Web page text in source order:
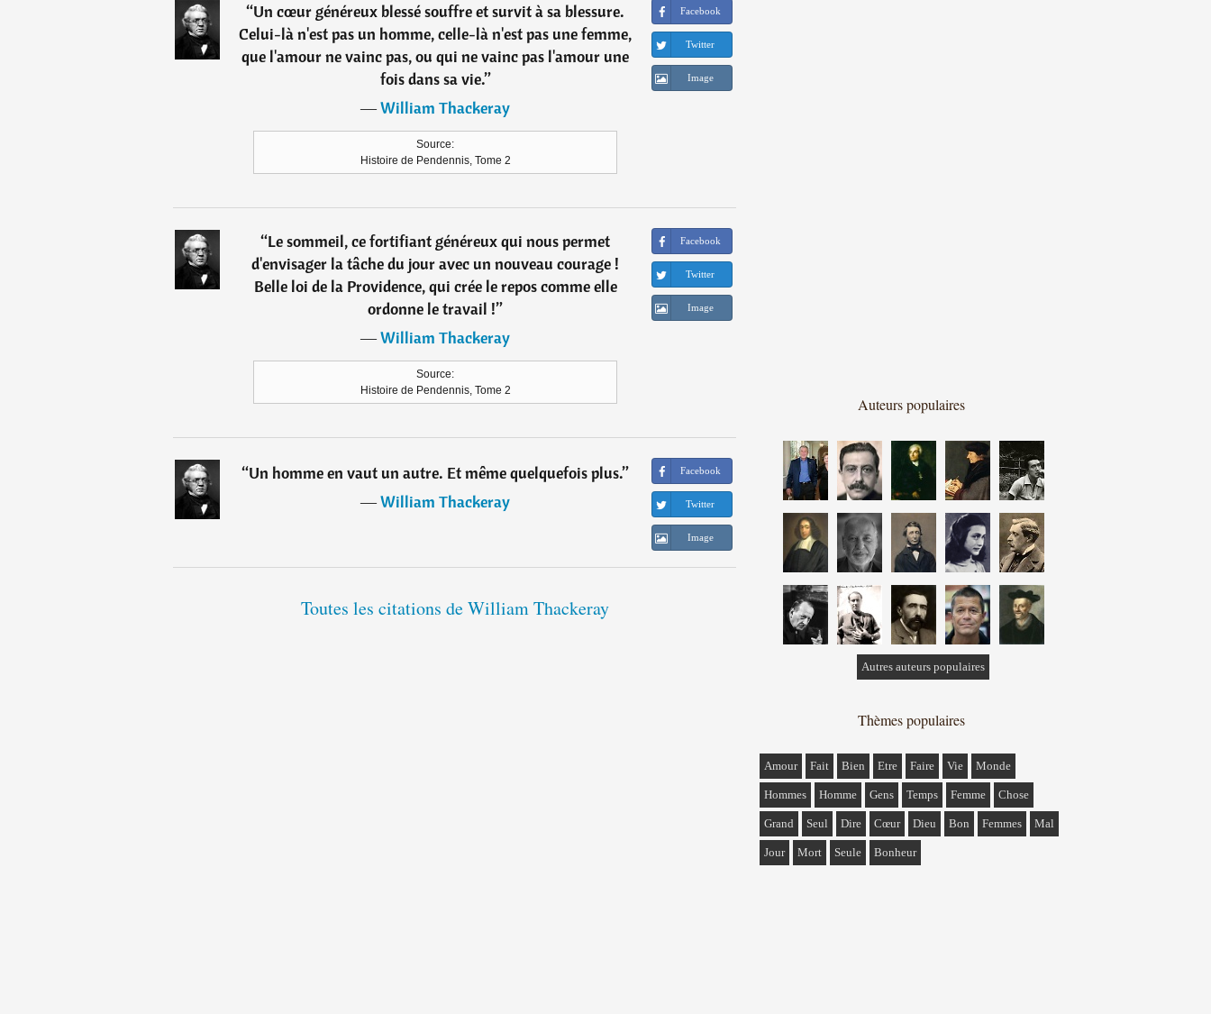
“Un cœur généreux blessé souffre et survit à sa blessure.
Celui-là n'est pas un homme, celle-là n'est pas une femme,
que l'amour ne vainc pas, ou qui ne vainc pas l'amour une
fois dans sa vie.”
―William Thackeray
Source:
Histoire de Pendennis, Tome 2
Facebook
Twitter
Image
“Le sommeil, ce fortifiant généreux qui nous permet
d'envisager la tâche du jour avec un nouveau courage !
Belle loi de la Providence, qui crée le repos comme elle
ordonne le travail !”
―William Thackeray
Source:
Histoire de Pendennis, Tome 2
Facebook
Twitter
Image
“Un homme en vaut un autre. Et même quelquefois plus.”
―William Thackeray
Facebook
Twitter
Image
Toutes les citations de William Thackeray
Auteurs populaires
Autres auteurs populaires
Thèmes populaires
Amour Fait Bien Etre Faire Vie Monde
Hommes Homme Gens Temps Femme Chose
Grand Seul Dire Cœur Dieu Bon Femmes Mal
Jour Mort Seule Bonheur